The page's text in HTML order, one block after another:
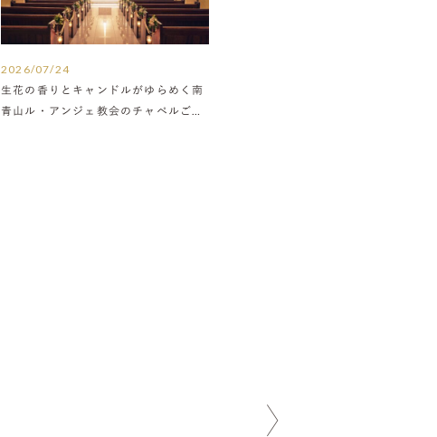
2026/07/24
生花の香りとキャンドルがゆらめく南
青山ル・アンジェ教会のチャペルご紹